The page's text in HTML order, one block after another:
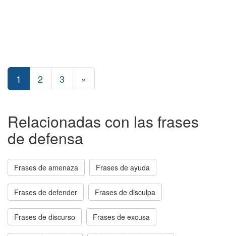
1 2 3 »
Relacionadas con las frases
de defensa
Frases de amenaza Frases de ayuda
Frases de defender Frases de disculpa
Frases de discurso Frases de excusa